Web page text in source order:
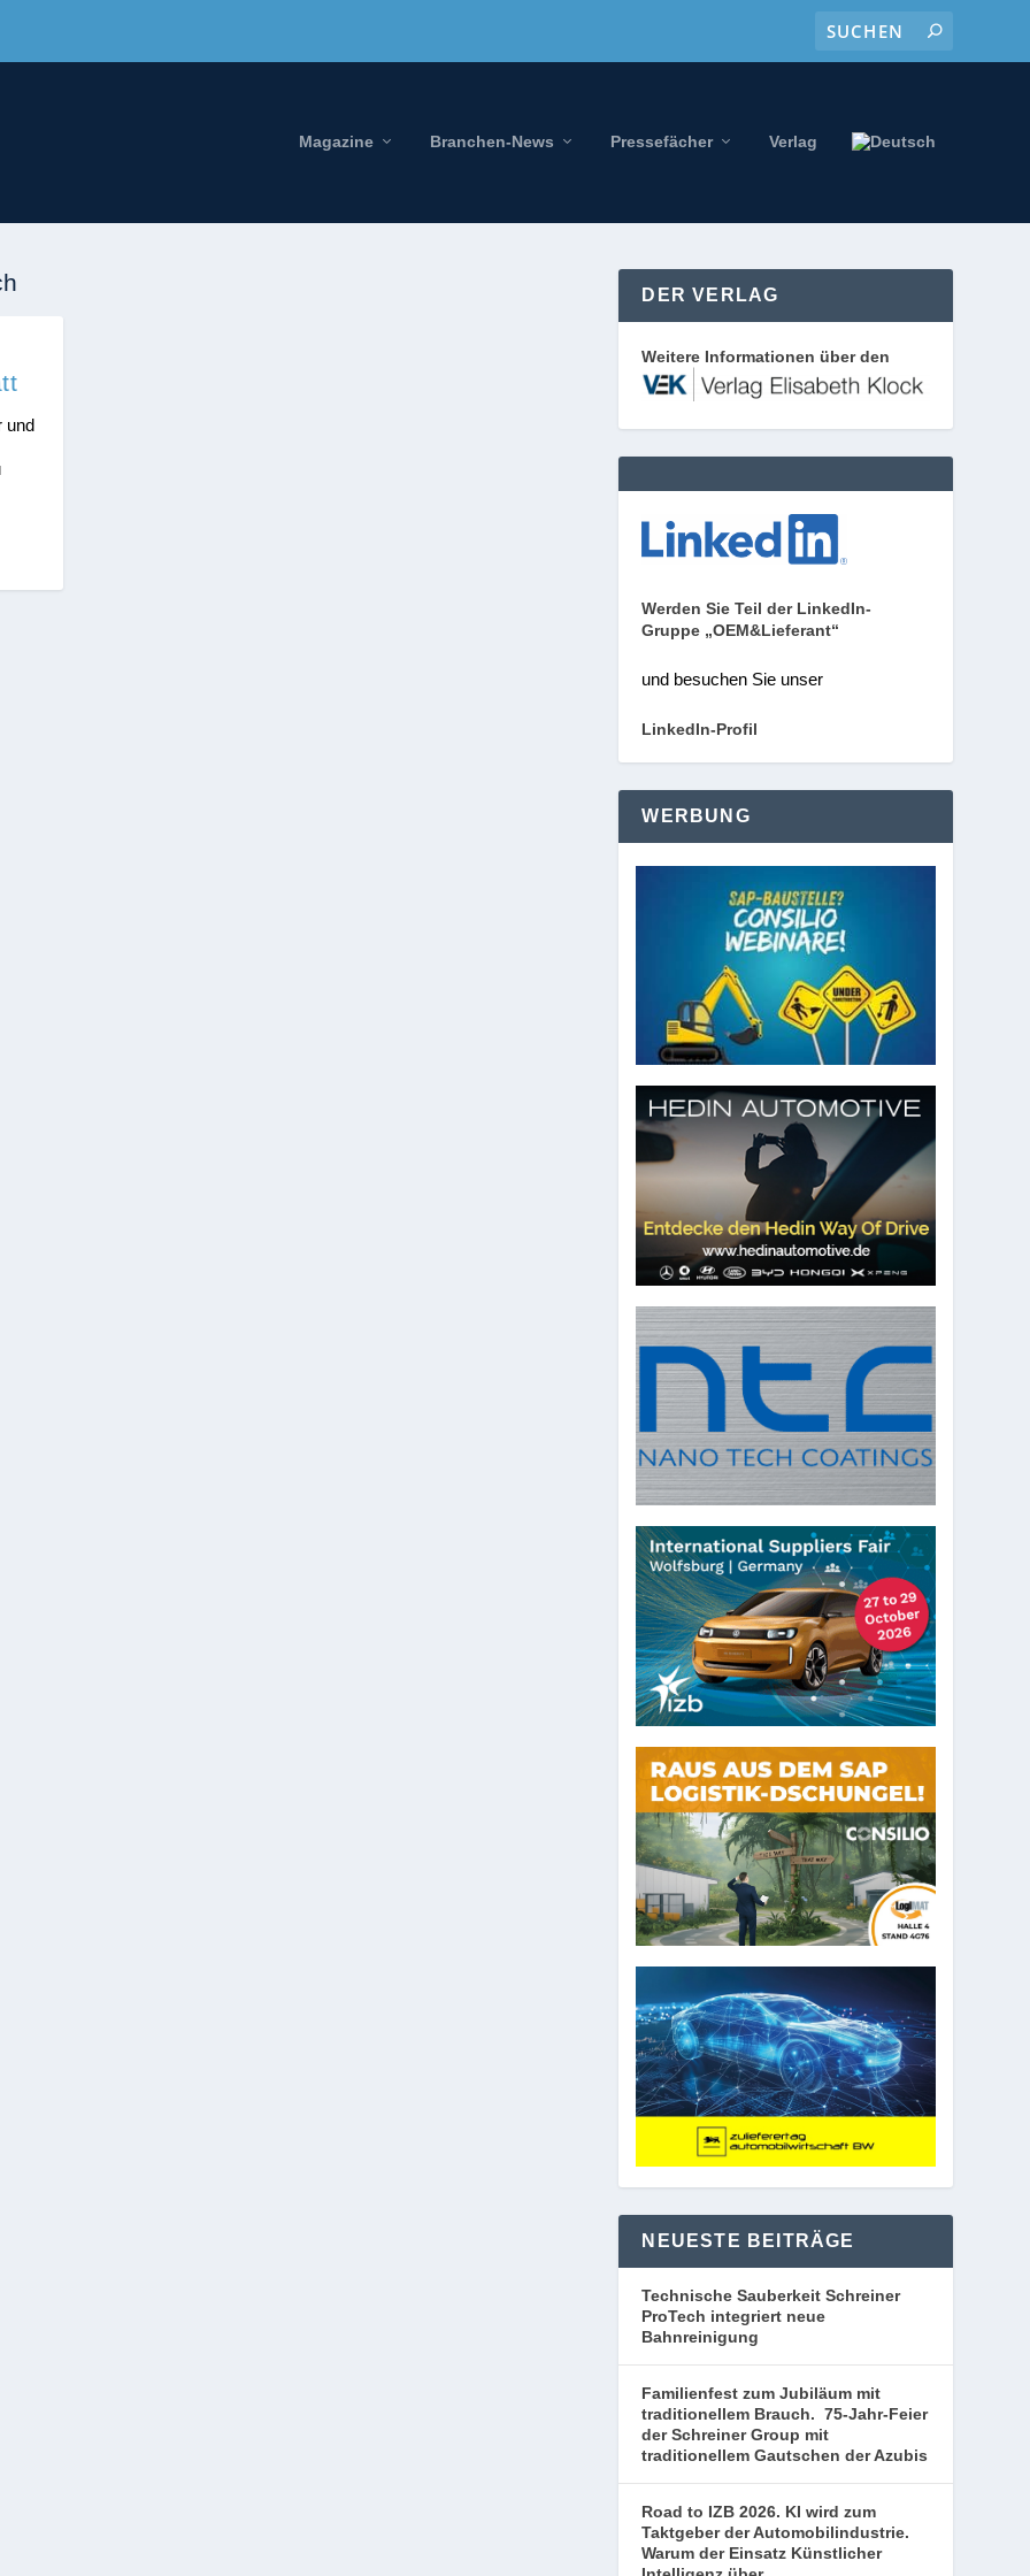
Magazine Branchen-News Pressefächer Verlag
und
DER VERLAG
Weitere Informationen über den
Werden Sie Teil der LinkedIn-
Gruppe „OEM&Lieferant“
und besuchen Sie unser
LinkedIn-Profil
WERBUNG
NEUESTE BEITRÄGE
Technische Sauberkeit Schreiner
ProTech integriert neue
Bahnreinigung
Familienfest zum Jubiläum mit
traditionellem Brauch. 75-Jahr-Feier
der Schreiner Group mit
traditionellem Gautschen der Azubis
Road to IZB 2026. KI wird zum
Taktgeber der Automobilindustrie.
Warum der Einsatz Künstlicher